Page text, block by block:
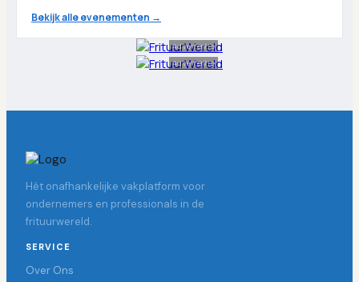
Bekijk alle evenementen →
Advertentie
Advertentie
Hét onafhankelijke vakplatform voor
ondernemers en professionals in de
frituurwereld.
SERVICE
Over Ons